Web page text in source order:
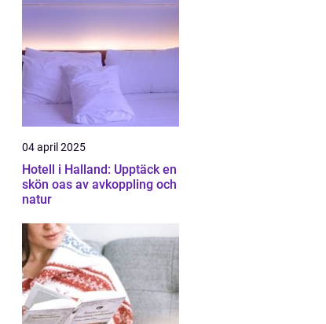
04 april 2025
Hotell i Halland: Upptäck en
skön oas av avkoppling och
natur